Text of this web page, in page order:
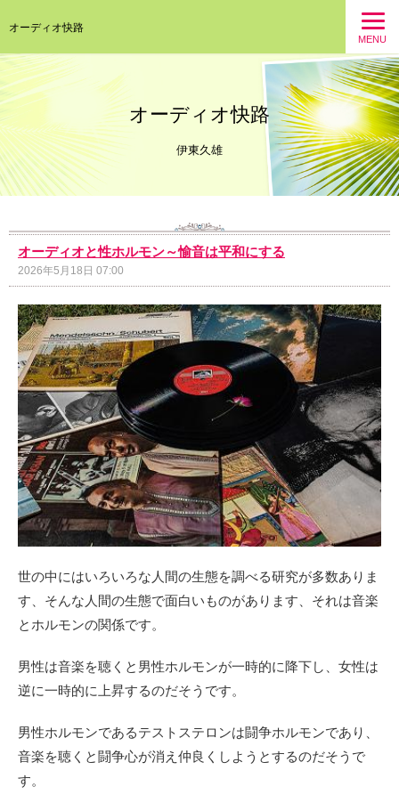
オーディオ快路
MENU
オーディオ快路
伊東久雄
オーディオと性ホルモン～愉音は平和にする
2026年5月18日 07:00
世の中にはいろいろな人間の生態を調べる研究が多数ありま
す、そんな人間の生態で面白いものがあります、それは音楽
とホルモンの関係です。
男性は音楽を聴くと男性ホルモンが一時的に降下し、女性は
逆に一時的に上昇するのだそうです。
男性ホルモンであるテストステロンは闘争ホルモンであり、
音楽を聴くと闘争心が消え仲良くしようとするのだそうで
す。